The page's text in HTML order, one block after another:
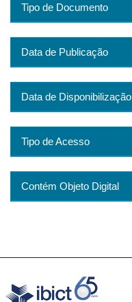
Tipo de Documento
Data de Publicação
Data de Disponibilização
Tipo de Acesso
Contém Objeto Digital